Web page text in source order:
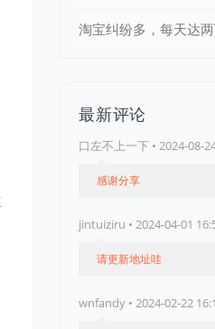
淘宝纠纷多，每天达
最新评论
口左不上一下 • 2024-08-
感谢分享
jintuiziru • 2024-04-01
请更新地址哇
wnfandy • 2024-02-22